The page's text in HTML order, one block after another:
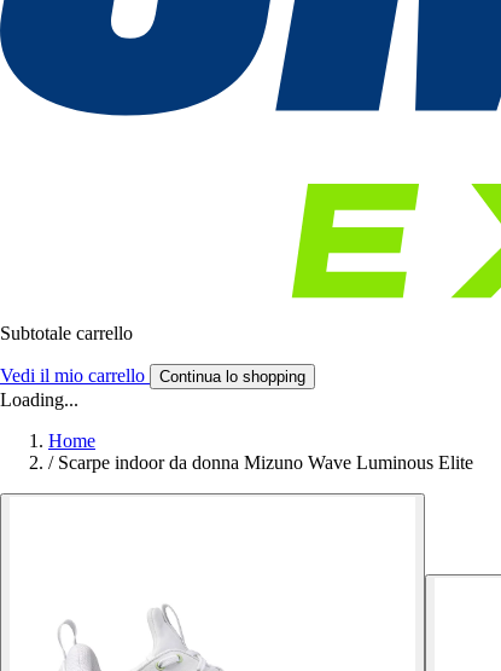
Subtotale carrello
Vedi il mio carrello Continua lo shopping
Loading...
Home
/ Scarpe indoor da donna Mizuno Wave Luminous Elite